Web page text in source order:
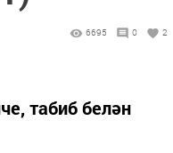
6695 0 2
табиб белән